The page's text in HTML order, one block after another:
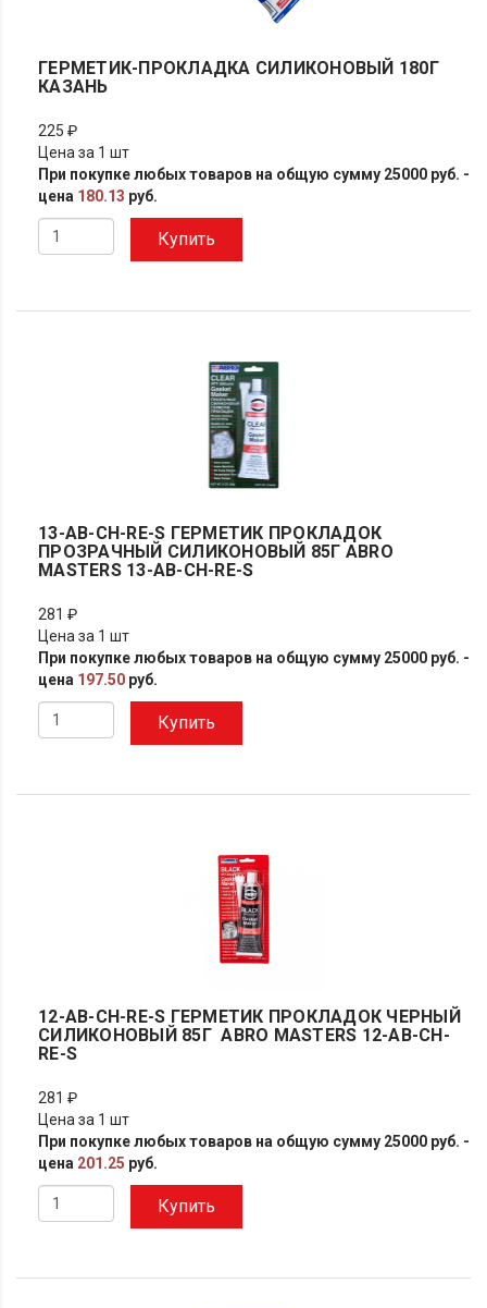
ГЕРМЕТИК-ПРОКЛАДКА СИЛИКОНОВЫЙ 180Г
КАЗАНЬ
225 ₽
Цена за 1 шт
При покупке любых товаров на общую сумму 25000 руб. -
цена 180.13 руб.
Купить
13-AB-CH-RE-S ГЕРМЕТИК ПРОКЛАДОК
ПРОЗРАЧНЫЙ СИЛИКОНОВЫЙ 85Г ABRO
MASTERS 13-AB-CH-RE-S
281 ₽
Цена за 1 шт
При покупке любых товаров на общую сумму 25000 руб. -
цена 197.50 руб.
Купить
12-AB-CH-RE-S ГЕРМЕТИК ПРОКЛАДОК ЧЕРНЫЙ
СИЛИКОНОВЫЙ 85Г ABRO MASTERS 12-AB-CH-
RE-S
281 ₽
Цена за 1 шт
При покупке любых товаров на общую сумму 25000 руб. -
цена 201.25 руб.
Купить